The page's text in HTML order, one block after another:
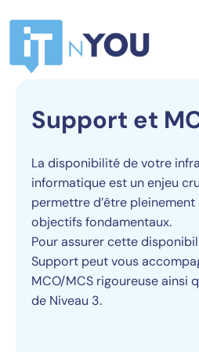
Support et
La disponibilité de votre
informatique est un enjeu
permettre d’être
objectifs fondamentaux.
Pour assurer cette
Support peut vous
MCO/MCS rigoureuse ainsi
de Niveau 3.